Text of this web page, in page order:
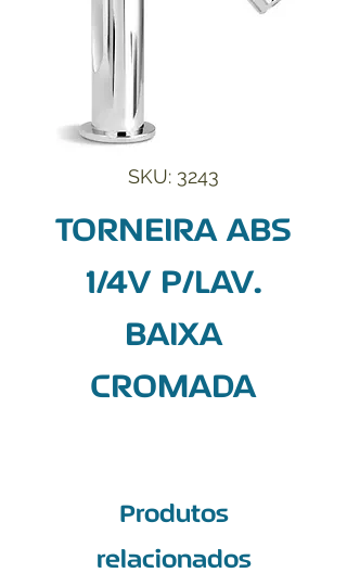
SKU: 3243
TORNEIRA ABS
1/4V P/LAV.
BAIXA
CROMADA
Produtos
relacionados